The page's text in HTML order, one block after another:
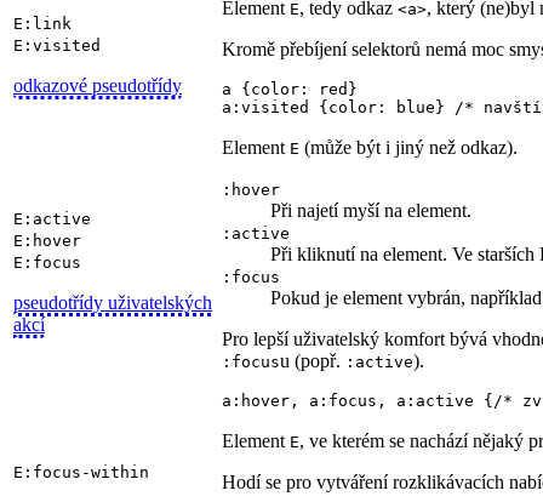
E:link
E:visited
odkazové pseudotřídy
Element E, tedy odkaz <a>, který (ne)byl
Kromě přebíjení selektorů nemá moc
a {color: red}
a:visited {color: blue} /*
E:active
E:hover
E:focus
pseudotřídy uživatelských
akcí
Element E (může být i jiný než odkaz).
:hover
Při najetí myší na element.
:active
Při kliknutí na element. Ve
:focus
Pokud je element vybrán,
Pro lepší uživatelský komfort bývá
:focusu (popř. :active).
a:hover, a:focus, a:active {/*
E:focus-within
Element E, ve kterém se nachází nějaký
Hodí se pro vytváření rozklikávacích